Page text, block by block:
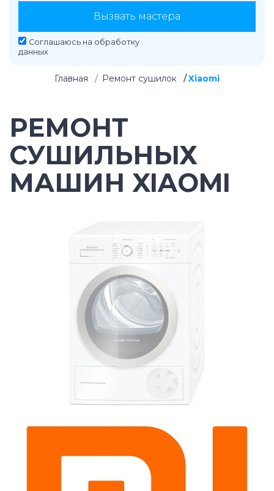
Вызвать мастера
Соглашаюсь на обработку
данных
Главная Ремонт сушилок Xiaomi
РЕМОНТ
СУШИЛЬНЫХ
МАШИН XIAOMI